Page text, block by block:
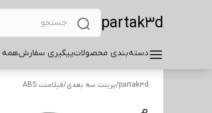
partak3d
دسته‌بندی محصولاتپیگیری سفارشهمه
partak3d
/پرینت سه بعدی/فیلامنت ABS